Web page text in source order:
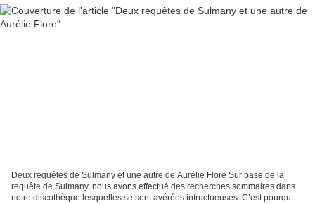
Deux requêtes de Sulmany et une autre de Aurélie Flore Sur base de la
requête de Sulmany, nous avons effectué des recherches sommaires dans
notre discothèque lesquelles se sont avérées infructueuses. C’est pourquoi